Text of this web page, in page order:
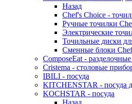
Назад
Chef's Choice -
Ручные точилки
Электрические
Точильные диски
Сменные блоки
ComposeEat -
Cristema - столовые
IBILI - посуда
KITCHENSTAR - посуда
KOCHSTAR - посуда
Назад